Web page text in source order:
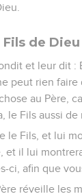
de Dieu
et leur dit :
peut rien
au Père,
le Fils aussi de
le Fils, et lui
et il lui
ci, afin que
réveille les